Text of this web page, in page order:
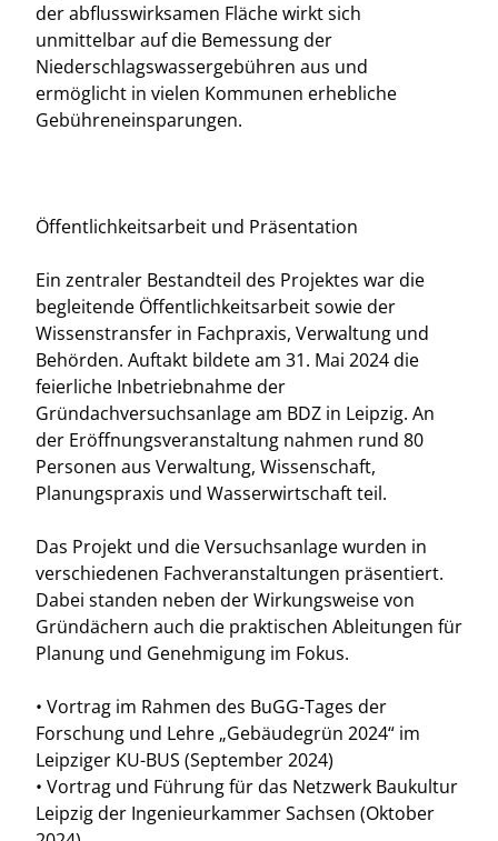
der abflusswirksamen Fläche wirkt sich
unmittelbar auf die Bemessung der
Niederschlagswassergebühren aus und
ermöglicht in vielen Kommunen erhebliche
Gebühreneinsparungen.
Öffentlichkeitsarbeit und Präsentation
Ein zentraler Bestandteil des Projektes war die
begleitende Öffentlichkeitsarbeit sowie der
Wissenstransfer in Fachpraxis, Verwaltung und
Behörden. Auftakt bildete am 31. Mai 2024 die
feierliche Inbetriebnahme der
Gründachversuchsanlage am BDZ in Leipzig. An
der Eröffnungsveranstaltung nahmen rund 80
Personen aus Verwaltung, Wissenschaft,
Planungspraxis und Wasserwirtschaft teil.
Das Projekt und die Versuchsanlage wurden in
verschiedenen Fachveranstaltungen präsentiert.
Dabei standen neben der Wirkungsweise von
Gründächern auch die praktischen Ableitungen für
Planung und Genehmigung im Fokus.
• Vortrag im Rahmen des BuGG-Tages der
Forschung und Lehre „Gebäudegrün 2024“ im
Leipziger KU-BUS (September 2024)
• Vortrag und Führung für das Netzwerk Baukultur
Leipzig der Ingenieurkammer Sachsen (Oktober